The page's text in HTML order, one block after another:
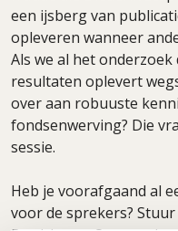
een ijsberg van
opleveren wanneer
Als we al het
resultaten oplevert
over aan robuuste
fondsenwerving? Die
sessie.
Heb je voorafgaand al
voor de sprekers?